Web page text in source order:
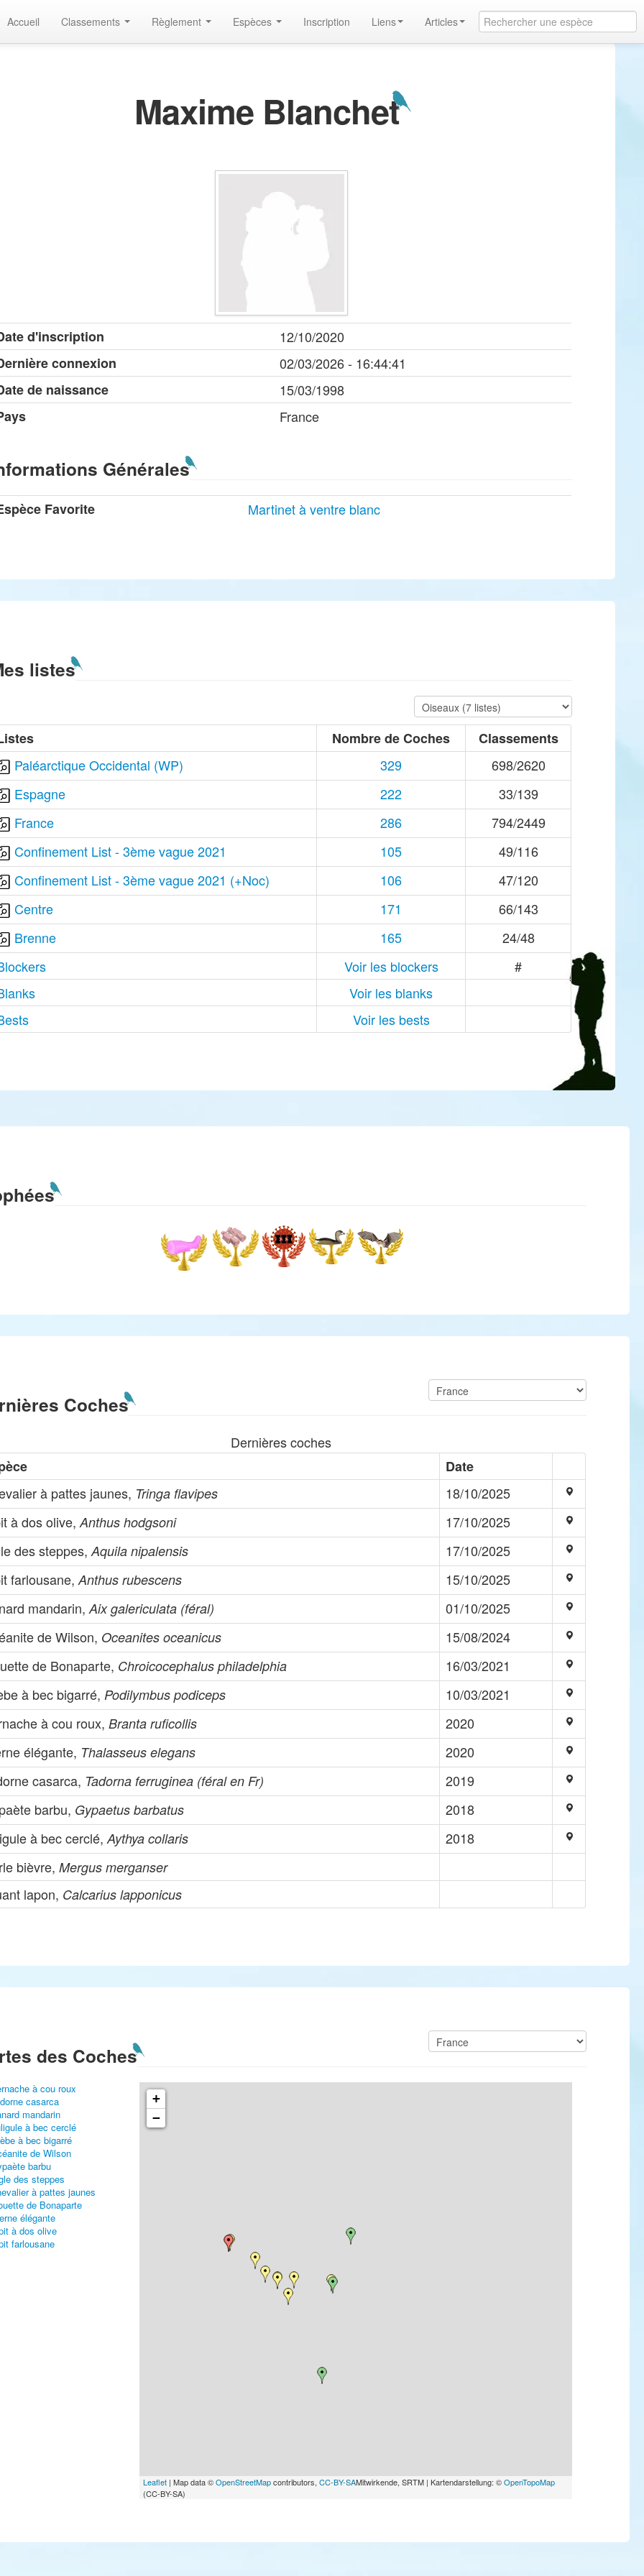
Accueil Classements Règlement Espèces Inscription Liens Articles
Maxime Blanchet
d'inscription
12/10/2020
connexion
02/03/2026 - 16:44:41
de naissance
15/03/1998
France
Générales
Favorite Martinet à ventre blanc
listes
Nombre de Coches
Classements
Paléarctique Occidental (WP)
329
698/2620
Espagne
222
33/139
France
286
794/2449
Confinement List - 3ème vague 2021
105
49/116
Confinement List - 3ème vague 2021 (+Noc)
106
47/120
Centre
171
66/143
Brenne
165
24/48
Voir les blockers
#
Voir les blanks
Voir les bests
Coches
Dernières coches
Date
à pattes jaunes, Tringa flavipes
18/10/2025
à dos olive,Anthus hodgsoni
17/10/2025
des steppes,Aquila nipalensis
17/10/2025
farlousane,Anthus rubescens
15/10/2025
mandarin,Aix galericulata (féral)
01/10/2025
de Wilson, Oceanites oceanicus
15/08/2024
de Bonaparte, Chroicocephalus philadelphia
16/03/2021
à bec bigarré, Podilymbus podiceps
10/03/2021
à cou roux,Branta ruficollis
2020
élégante, Thalasseus elegans
2020
casarca, Tadorna ferruginea (féral en Fr)
2019
barbu, Gypaetus barbatus
2018
à bec cerclé,Aythya collaris
2018
bièvre,Mergus merganser
lapon, Calcarius lapponicus
des Coches
à cou roux
casarca
mandarin
à bec cerclé
à bec bigarré
de Wilson
barbu
des steppes
à pattes jaunes
de Bonaparte
élégante
à dos olive
farlousane
+
−
Leaflet| Map data ©OpenStreetMapcontributors, CC-BY-SAMitwirkende, SRTM | Kartendarstellung: ©OpenTopoMap
(CC-BY-SA)